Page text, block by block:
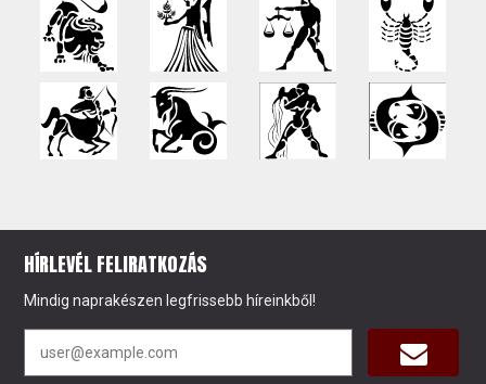
HÍRLEVÉL FELIRATKOZÁS
Mindig naprakészen legfrissebb híreinkből!